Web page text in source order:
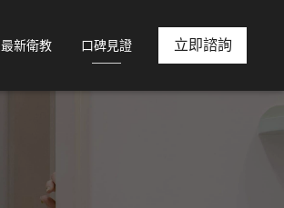
最新衛教 口碑見證 立即諮詢